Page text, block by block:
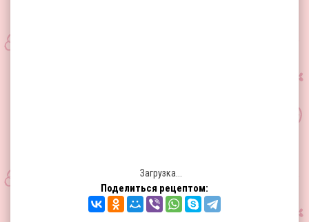
Загрузка...
Поделиться рецептом: